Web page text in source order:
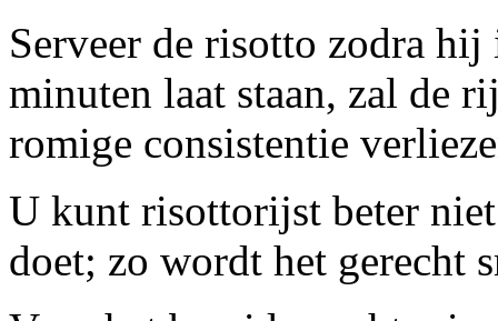
Serveer de risotto zodra
minuten laat staan, zal de
romige consistentie
U kunt risottorijst beter
doet; zo wordt het gerecht